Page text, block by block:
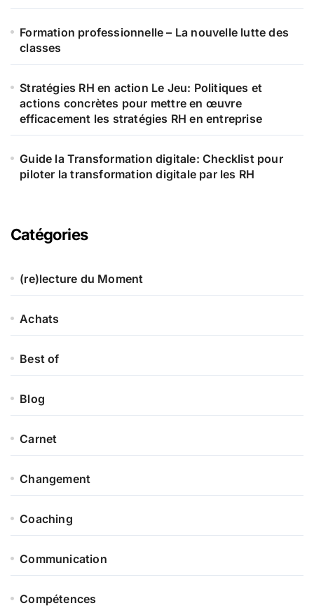
Formation professionnelle – La nouvelle lutte des
classes
Stratégies RH en action Le Jeu: Politiques et
actions concrètes pour mettre en œuvre
efficacement les stratégies RH en entreprise
Guide la Transformation digitale: Checklist pour
piloter la transformation digitale par les RH
Catégories
(re)lecture du Moment
Achats
Best of
Blog
Carnet
Changement
Coaching
Communication
Compétences